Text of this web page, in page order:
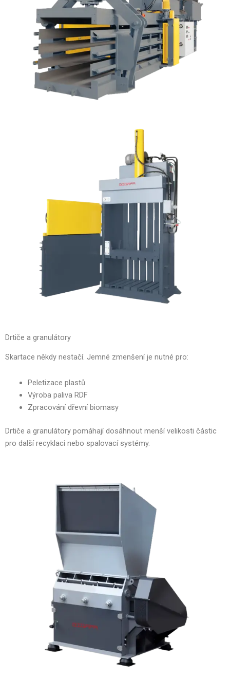
Drtiče a granulátory
Skartace někdy nestačí. Jemné zmenšení je nutné pro:
Peletizace plastů
Výroba paliva RDF
Zpracování dřevní biomasy
Drtiče a granulátory pomáhají dosáhnout menší velikosti částic
pro další recyklaci nebo spalovací systémy.